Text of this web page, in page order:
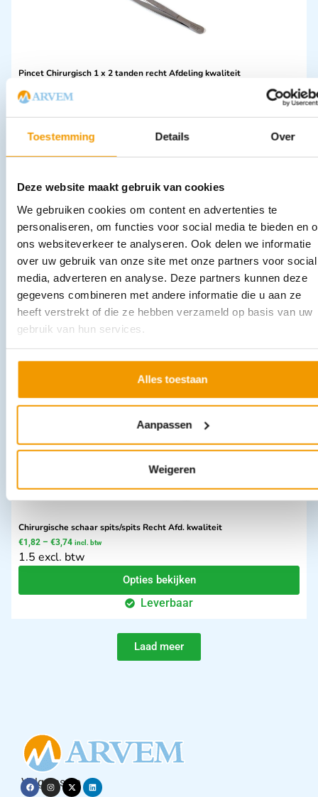
Toestemming Details Over
Deze website maakt gebruik van cookies
We gebruiken cookies om content en advertenties te
personaliseren, om functies voor social media te bieden en
ons websiteverkeer te analyseren. Ook delen we informatie
over uw gebruik van onze site met onze partners voor social
media, adverteren en analyse. Deze partners kunnen deze
gegevens combineren met andere informatie die u aan ze
heeft verstrekt of die ze hebben verzameld op basis van uw
gebruik van hun services.
Alles toestaan
Aanpassen
Weigeren
Pincet Chirurgisch 1 x 2 tanden recht Afdeling kwaliteit
€1,61
1.33 excl. btw
Laryngoscoopblad Macintosh Ri-dispo
€91,96 incl. btw
76 excl. btw
Opties bekijken
Leverbaar
Chirurgische schaar spits/spits Recht Afd. kwaliteit
€1,82 – €3,74 incl. btw
1.5 excl. btw
Opties bekijken
Leverbaar
Laad meer
Volg ons op